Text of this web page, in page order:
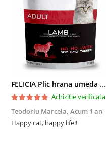
FELICIA Plic hrana umeda pentru pisici adulte, cu Miel, Set 12x85g
Achizitie verificata
Teodoriu Marcela, Acum 1 an
Happy cat, happy life!!